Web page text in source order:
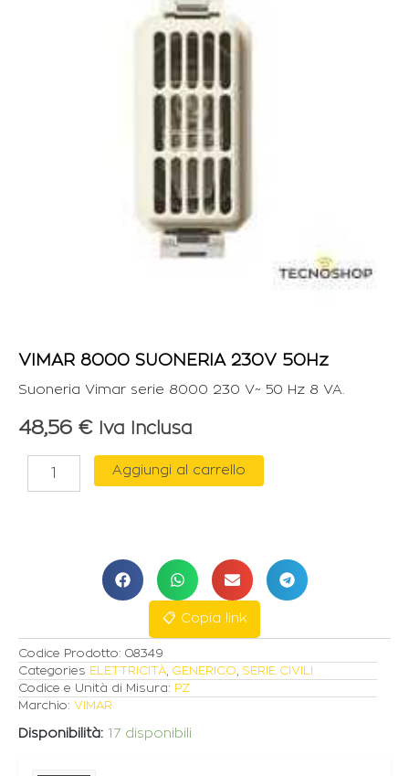
VIMAR 8000 SUONERIA 230V 50Hz
Suoneria Vimar serie 8000 230 V~ 50 Hz 8 VA.
48,56 € Iva Inclusa
8000
Aggiungi al carrello
📋 Copia link
Codice Prodotto: 08349
Categories ELETTRICITÀ GENERICO SERIE CIVILI
Codice e Unità di Misura: PZ
Marchio: VIMAR
Disponibilità: 17 disponibili